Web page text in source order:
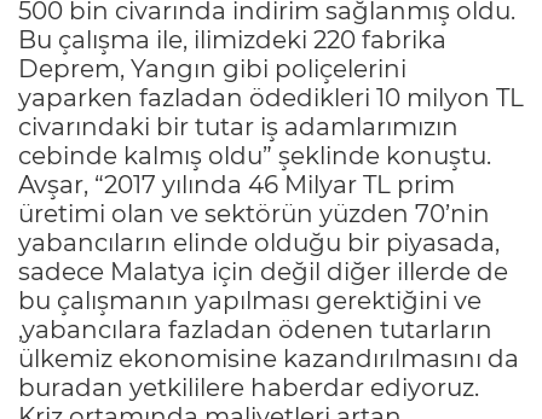
500 bin civarında indirim sağlanmış oldu.
Bu çalışma ile, ilimizdeki 220 fabrika
Deprem, Yangın gibi poliçelerini
yaparken fazladan ödedikleri 10 milyon TL
civarındaki bir tutar iş adamlarımızın
cebinde kalmış oldu” şeklinde konuştu.
Avşar, “2017 yılında 46 Milyar TL prim
üretimi olan ve sektörün yüzden 70’nin
yabancıların elinde olduğu bir piyasada,
sadece Malatya için değil diğer illerde de
bu çalışmanın yapılması gerektiğini ve
,yabancılara fazladan ödenen tutarların
ülkemiz ekonomisine kazandırılmasını da
buradan yetkililere haberdar ediyoruz.